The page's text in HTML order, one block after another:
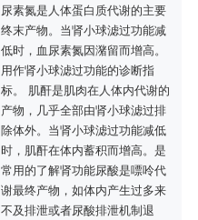
尿素氮是人体蛋白质代谢的主要
终末产物。当肾小球滤过功能减
低时，血尿素氮因潴留而增高。
用作肾小球滤过功能的诊断指
标。 肌酐是肌肉在人体内代谢的
产物，几乎全部由肾小球滤过排
除体外。当肾小球滤过功能减低
时，肌酐在体内蓄积而增高。是
常用的了解肾功能尿酸是嘌呤代
谢最终产物，如体内产生过多来
不及排泄或者尿酸排泄机制退